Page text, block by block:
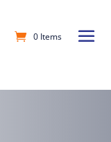
0 Items